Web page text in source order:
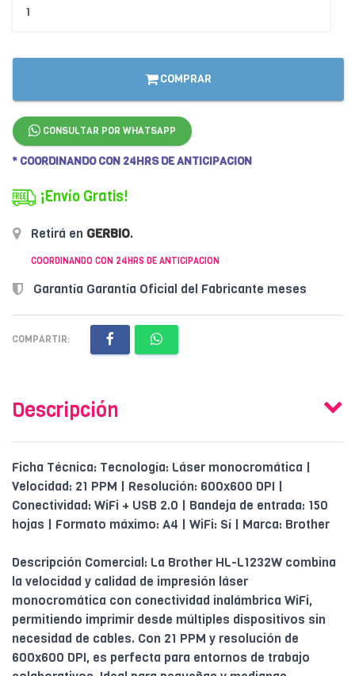
COMPRAR
CONSULTAR POR WHATSAPP
* COORDINANDO CON 24HRS DE ANTICIPACION
¡Envío Gratis!
Retirá en GERBIO.
COORDINANDO CON 24HRS DE ANTICIPACION
Garantía Garantía Oficial del Fabricante meses
COMPARTIR:
Descripción
Ficha Técnica: Tecnología: Láser monocromática |
Velocidad: 21 PPM | Resolución: 600x600 DPI |
Conectividad: WiFi + USB 2.0 | Bandeja de entrada: 150
hojas | Formato máximo: A4 | WiFi: Sí | Marca: Brother
Descripción Comercial: La Brother HL-L1232W combina
la velocidad y calidad de impresión láser
monocromática con conectividad inalámbrica WiFi,
permitiendo imprimir desde múltiples dispositivos sin
necesidad de cables. Con 21 PPM y resolución de
600x600 DPI, es perfecta para entornos de trabajo